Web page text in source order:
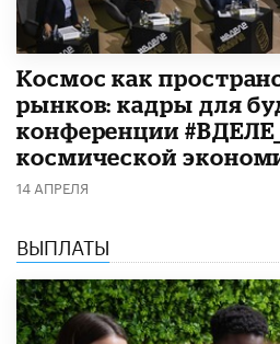
Космос как
рынков: кадры для
конференции
космической
14 АПРЕЛЯ
ВЫПЛАТЫ